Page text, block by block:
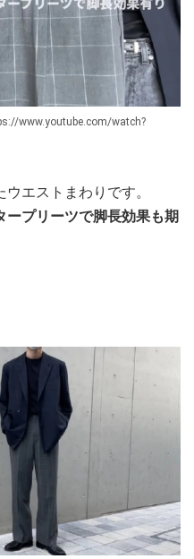
www.youtube.com/watch?
エストまわりです。
ープリーツで脚長効果も期